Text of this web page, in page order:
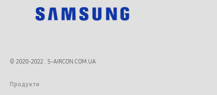
© 2020-2022 . S-AIRCON.COM.UA
Продукти